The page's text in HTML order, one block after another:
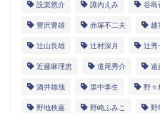
設楽悠介 諏内えみ 谷島
豊沢豊雄 赤塚不二夫 越
辻山良雄 辻村深月 辻秀
近藤麻理恵 道尾秀介 遠
酒井雄哉 里中李生 野々
野地秩嘉 野崎ふみこ 野